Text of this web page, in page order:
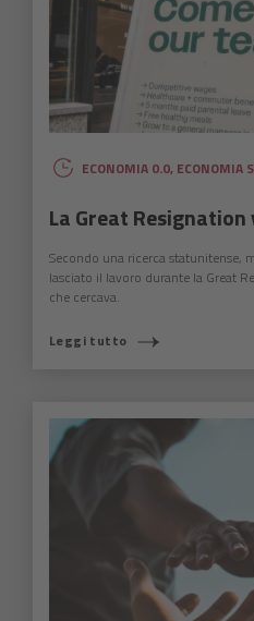
ECONOMIA 0.0, ECONOMIA
La Great
Secondo una ricerca statunitense,
lasciato il lavoro durante la Great
che cercava.
Leggi tutto